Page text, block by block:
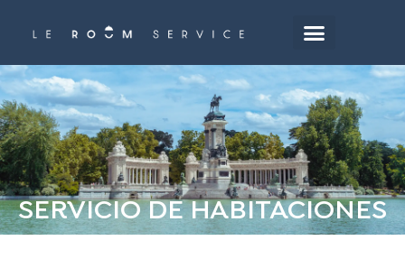
contenido
principal
SERVICIO DE HABITACIONES